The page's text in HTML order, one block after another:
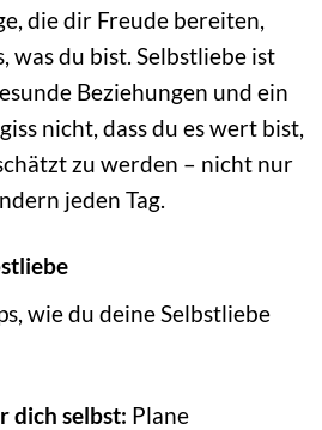
die dir Freude bereiten,
was du bist. Selbstliebe ist
Beziehungen und ein
nicht, dass du es wert bist,
zu werden – nicht nur
jeden Tag.
wie du deine Selbstliebe
dich selbst: Plane